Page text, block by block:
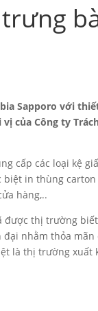
Sapporo với
của Công ty
cấp các loại kệ
biệt in thùng
hàng,..
được thị trường
nhằm thỏa
là thị trường xuất